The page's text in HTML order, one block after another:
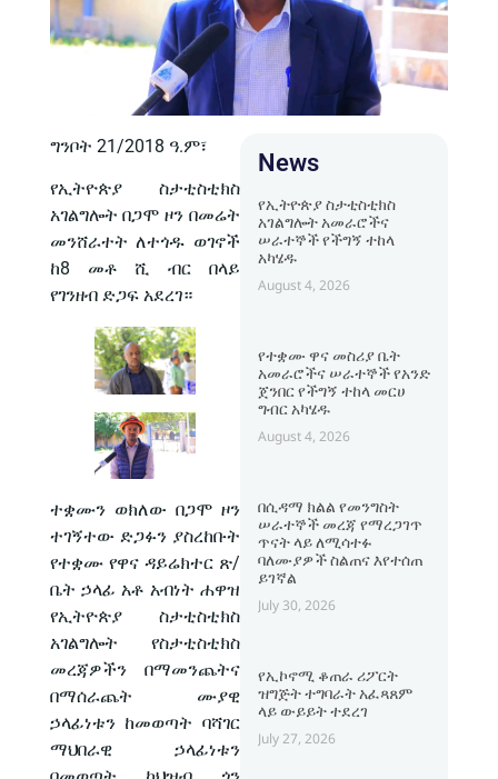
ግንቦት 21/2018 ዓ.ም፣
የኢትዮጵያ ስታቲስቲክስ
አገልግሎት በጋሞ ዞን በመሬት
መንሸራተት ለተጎዱ ወገኖች
ከ8 መቶ ሺ ብር በላይ
የገንዘብ ድጋፍ አደረገ።
ተቋሙን ወክለው በጋሞ ዞን
ተገኝተው ድጋፉን ያስረከቡት
የተቋሙ የዋና ዳይሬክተር ጽ/
ቤት ኃላፊ አቶ አብነት ሐዋዝ
የኢትዮጵያ ስታቲስቲክስ
አገልግሎት የስታቲስቲክስ
መረጃዎችን በማመንጨትና
በማሰራጨት ሙያዊ
ኃላፊነቱን ከመወጣት ባሻገር
ማህበራዊ ኃላፊነቱን
News
የኢትዮጵያ ስታቲስቲክስ
አገልግሎት አመራሮችና
ሠራተኞች የችግኝ ተከላ
አካሄዱ
August 4, 2026
የተቋሙ ዋና መስሪያ ቤት
አመራሮችና ሠራተኞች የአንድ
ጀንበር የችግኝ ተከላ መርሀ
ግብር አካሄዱ
August 4, 2026
በሲዳማ ክልል የመንግስት
ሠራተኞች መረጃ የማረጋገጥ
ጥናት ላይ ለሚሳተፉ
ባለሙያዎች ስልጠና እየተሰጠ
ይገኛል
July 30, 2026
የኢኮኖሚ ቆጠራ ሪፖርት
ዝግጅት ተግባራት አፈጻጸም
ላይ ውይይት ተደረገ
July 27, 2026